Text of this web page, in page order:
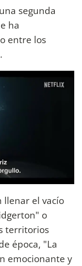
segunda
ha
entre los
llenar el vacío
o
territorios
época, "La
emocionante y